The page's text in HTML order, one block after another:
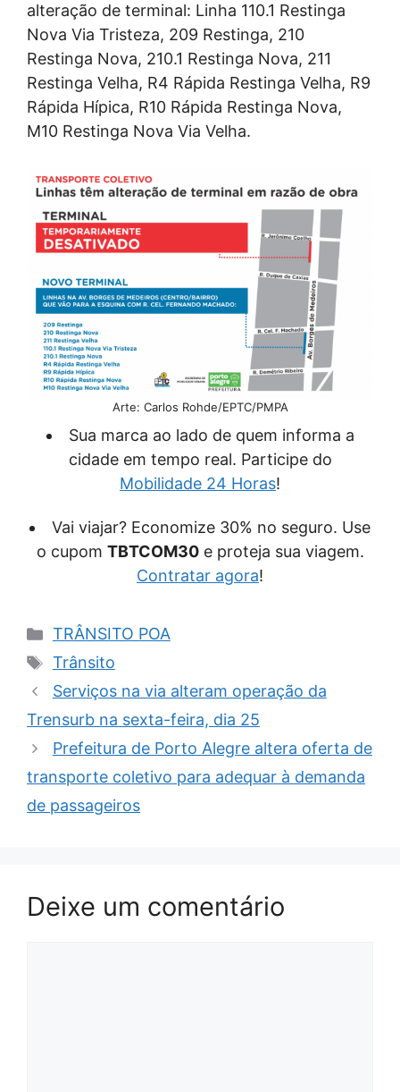
alteração de terminal: Linha 110.1 Restinga
Nova Via Tristeza, 209 Restinga, 210
Restinga Nova, 210.1 Restinga Nova, 211
Restinga Velha, R4 Rápida Restinga Velha, R9
Rápida Hípica, R10 Rápida Restinga Nova,
M10 Restinga Nova Via Velha.
Arte: Carlos Rohde/EPTC/PMPA
Sua marca ao lado de quem informa a
cidade em tempo real. Participe do
Mobilidade 24 Horas!
Vai viajar? Economize 30% no seguro. Use
o cupom TBTCOM30e proteja sua viagem.
Contratar agora!
Categorias
TRÂNSITO POA
Tags
Trânsito
Serviços na via alteram operação da
Trensurb na sexta-feira, dia 25
Prefeitura de Porto Alegre altera oferta de
transporte coletivo para adequar à demanda
de passageiros
Deixe um comentário